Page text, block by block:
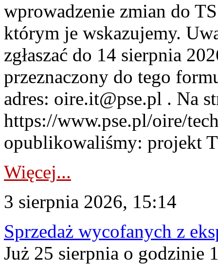
wprowadzenie zmian do
którym je wskazujemy.
zgłaszać do 14 sierpnia
przeznaczony do tego
adres: oire.it@pse.pl . Na
https://www.pse.pl/oire/
opublikowaliśmy: projekt
Więcej...
3 sierpnia 2026, 15:14
Sprzedaż wycofanych z
Już 25 sierpnia o godzinie